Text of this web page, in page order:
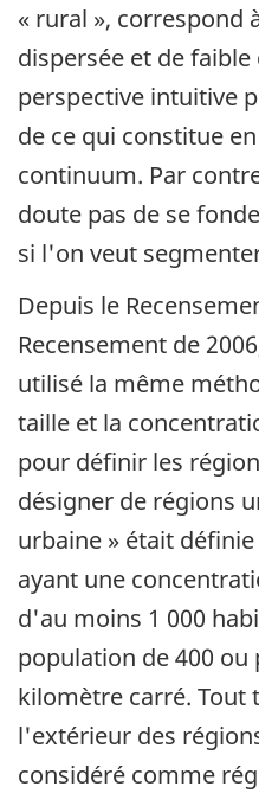
« rural », correspond
dispersée et de
perspective intuitive
de ce qui constitue
continuum. Par
doute pas de se
si l'on veut
Depuis le
Recensement de
utilisé la même
taille et la
pour définir les
désigner de régions
urbaine » était
ayant une
d'au moins 1 000
population de 400 ou
kilomètre carré. Tout
l'extérieur des
considéré comme